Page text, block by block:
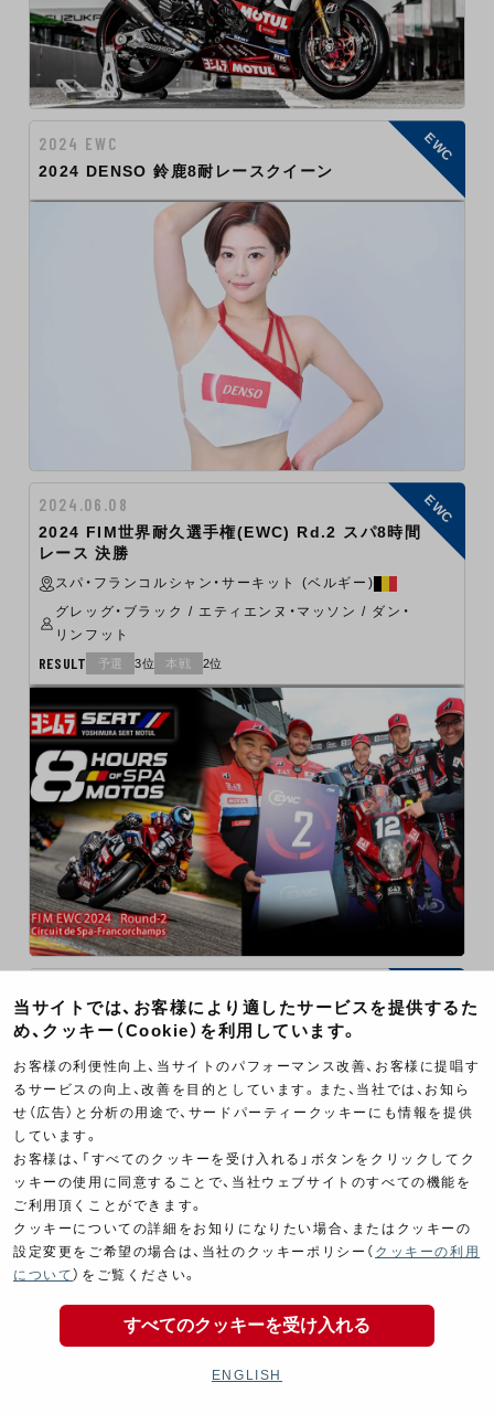
2024 EWC
2024 DENSO 鈴鹿8耐レースクイーン
EWC
2024.06.08
2024 FIM世界耐久選手権(EWC) Rd.2 スパ8時間
レース 決勝
スパ・フランコルシャン・サーキット (ベルギー)
グレッグ・ブラック / エティエンヌ・マッソン / ダン・
リンフット
RESULT 予選 3位 本戦 2位
EWC
2024 FIM世界耐久選手権(EWC) Rd.2 スパ8時間
レース 予選
スパ・フランコルシャン・サーキット (ベルギー)
グレッグ・ブラック / エティエンヌ・マッソン / ダン・
リンフット
RESULT
EWC
当サイトでは、お客様により適したサービスを提供するた
め、クッキー（Cookie）を利用しています。
お客様の利便性向上、当サイトのパフォーマンス改善、お客様に提唱す
るサービスの向上、改善を目的としています。また、当社では、お知ら
せ（広告）と分析の用途で、サードパーティークッキーにも情報を提供
しています。
お客様は、「すべてのクッキーを受け入れる」ボタンをクリックしてク
ッキーの使用に同意することで、当社ウェブサイトのすべての機能を
ご利用頂くことができます。
クッキーについての詳細をお知りになりたい場合、またはクッキーの
設定変更をご希望の場合は、当社のクッキーポリシー（ クッキーの利用
について ）をご覧ください。
すべてのクッキーを受け入れる
ENGLISH